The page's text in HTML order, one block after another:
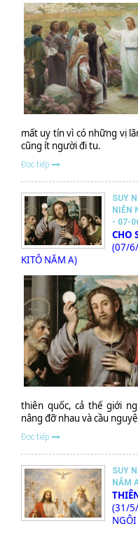
mất uy tín vì có những vị
cũng ít người đi tu.
Đọc tiếp
SUY
NIÊN
- 07-
CHO
(07/
KITÔ NĂM A)
thiên quốc, cả thế giới
nâng đỡ nhau và cầu
Đọc tiếp
SUY
NĂM
(31/